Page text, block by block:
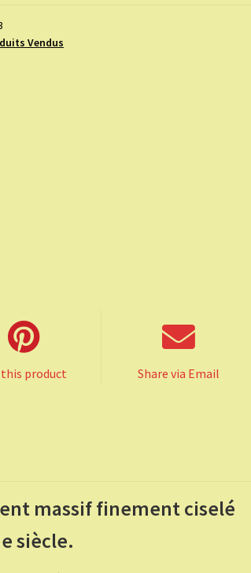
Vendus
product Share via Email
massif finement ciselé
siècle.